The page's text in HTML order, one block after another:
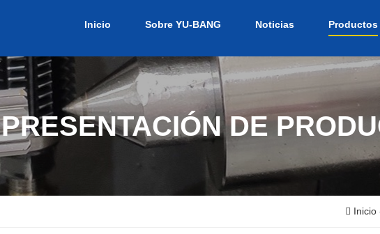
Inicio Sobre YU-BANG Noticias Productos
PRESENTACIÓN DE
Inicio